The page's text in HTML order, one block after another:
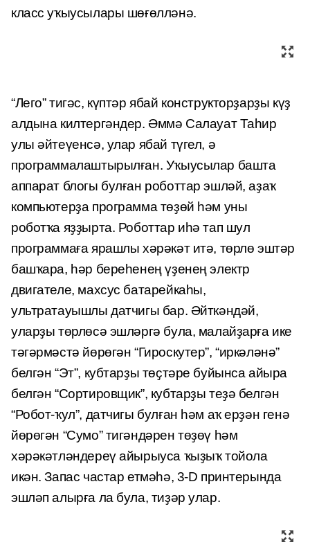
класс уҡыусылары шөғөлләнә.
“Лего” тигәс, күптәр ябай конструкторҙарҙы күҙ
алдына килтергәндер. Әммә Салауат Таһир
улы әйтеүенсә, улар ябай түгел, ә
программалаштырылған. Уҡыусылар башта
аппарат блогы булған роботтар эшләй, аҙаҡ
компьютерҙа программа төҙөй һәм уны
роботҡа яҙҙырта. Роботтар иһә тап шул
программаға ярашлы хәрәкәт итә, төрлө эштәр
башҡара, һәр береһенең үҙенең электр
двигателе, махсус батарейкаһы,
ультратауышлы датчигы бар. Әйткәндәй,
уларҙы төрлөсә эшләргә була, малайҙарға ике
тәгәрмәстә йөрөгән “Гироскутер”, “иркәләнә”
белгән “Эт”, кубтарҙы төҫтәре буйынса айыра
белгән “Сортировщик”, кубтарҙы теҙә белгән
“Робот-ҡул”, датчигы булған һәм аҡ ерҙән генә
йөрөгән “Сумо” тигәндәрен төҙөү һәм
хәрәкәтләндереү айырыуса ҡыҙыҡ тойола
икән. Запас частар етмәһә, 3-D принтерында
эшләп алырға ла була, тиҙәр улар.